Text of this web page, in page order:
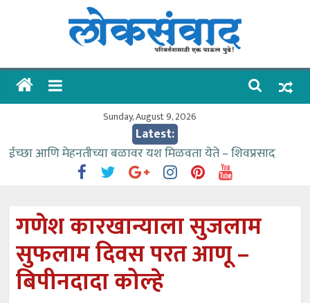
लोकसंवाद
ताज्या
Sunday, August 9, 2026
Latest:
ईच्छा आणि मेहनतीच्या बळावर यश मिळवता येते – शिवप्रसाद
संजीवनीच्या विद्यार्थ्यांनी घेतली विमानतळ कार्यप्रणालीची माहिती
वाढीव निधी देण्यास पाणीपुरवठा मंत्री सकारात्मक – आ.आशुतोष
काळे
आत्मामालिक गुरूकूलाचे २२८ विद्यार्थी शिष्यवृत्तीस पात्र
गणेश कारखान्याला सुजलाम
सुफलाम दिवस परत आणू –
बिपीनदादा कोल्हे